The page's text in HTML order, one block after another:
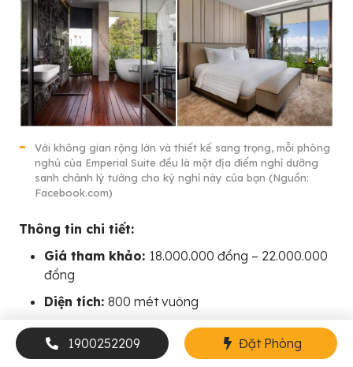
Với không gian rộng lớn và thiết kế sang trọng, mỗi phòng
nghủ của Emperial Suite đều là một địa điểm nghỉ dưỡng
sanh chảnh lý tưởng cho kỳ nghỉ này của bạn (Nguồn:
Facebook.com)
Thông tin chi tiết:
Giá tham khảo: 18.000.000 đồng – 22.000.000
đồng
Diện tích: 800 mét vuông
Liên hệ:098 600 93 93
Xem thêm:Đồ Sơn Resort & Casino | Thiên Đường
1900252209 Đặt Phòng